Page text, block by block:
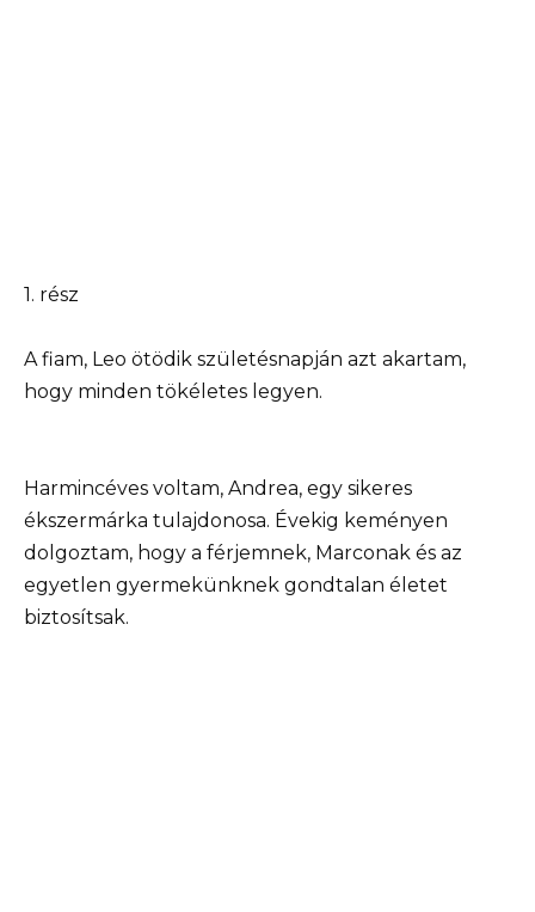
1. rész
A fiam, Leo ötödik születésnapján azt akartam,
hogy minden tökéletes legyen.
Harmincéves voltam, Andrea, egy sikeres
ékszermárka tulajdonosa. Évekig keményen
dolgoztam, hogy a férjemnek, Marconak és az
egyetlen gyermekünknek gondtalan életet
biztosítsak.